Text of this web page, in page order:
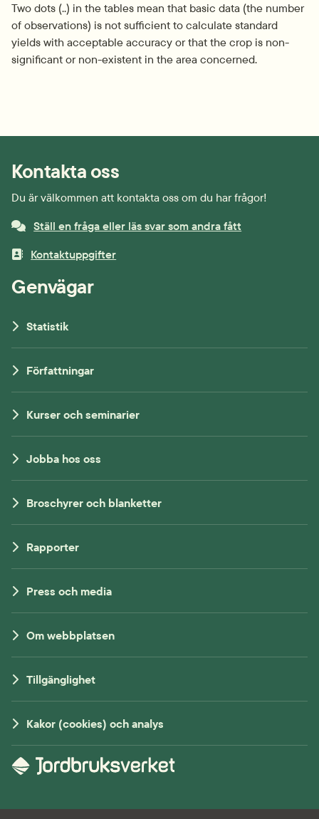
Two dots (..) in the tables mean that basic data (the number
of observations) is not sufficient to calculate standard
yields with acceptable accuracy or that the crop is non-
significant or non-existent in the area concerned.
Kontakta oss
Du är välkommen att kontakta oss om du har frågor!
Ställ en fråga eller läs svar som andra fått
Kontaktuppgifter
Genvägar
Statistik
Författningar
Kurser och seminarier
Jobba hos oss
Broschyrer och blanketter
Rapporter
Press och media
Om webbplatsen
Tillgänglighet
Kakor (cookies) och analys